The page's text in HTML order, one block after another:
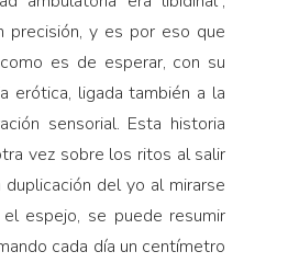
precisión, y es por eso que
es de esperar, con su
erótica, ligada también a la
sensorial. Esta historia
vez sobre los ritos al salir
del yo al mirarse
espejo, se puede resumir
cada día un centímetro